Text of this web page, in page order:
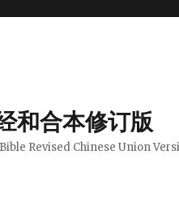
和合本修订版
Revised Chinese Union